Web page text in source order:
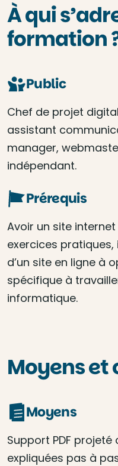
À qui
formation
Public
Chef de projet
assistant
manager,
indépendant.
Prérequis
Avoir un site
exercices
d’un site en ligne à
spécifique à
informatique.
Moyens et
Moyens
Support PDF
expliquées pas à